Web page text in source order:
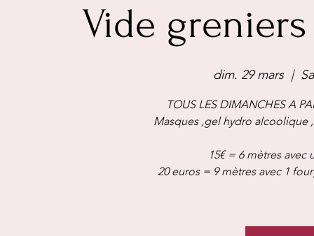
Vide
dim. 29 mars
  |
TOUS LES DIMANCHES A
Masques ,gel hydro alcoolique
15€ = 6 mètres
20 euros = 9 mètres avec 1